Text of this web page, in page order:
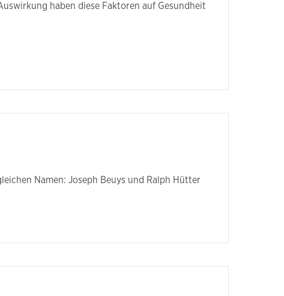
haben diese Faktoren auf Gesundheit
Namen: Joseph Beuys und Ralph Hütter